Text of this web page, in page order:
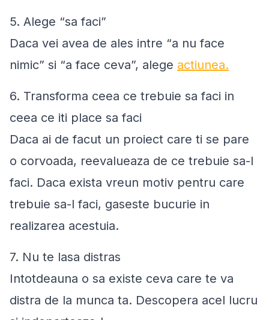
5. Alege “sa faci”
Daca vei avea de ales intre “a nu face
nimic” si “a face ceva”, alege actiunea.
6. Transforma ceea ce trebuie sa faci in
ceea ce iti place sa faci
Daca ai de facut un proiect care ti se pare
o corvoada, reevalueaza de ce trebuie sa-l
faci. Daca exista vreun motiv pentru care
trebuie sa-l faci, gaseste bucurie in
realizarea acestuia.
7. Nu te lasa distras
Intotdeauna o sa existe ceva care te va
distra de la munca ta. Descopera acel lucru